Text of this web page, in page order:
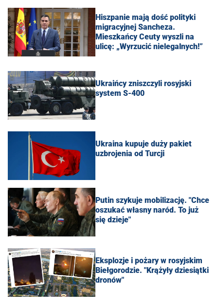
Hiszpanie mają dość polityki
migracyjnej Sancheza.
Mieszkańcy Ceuty wyszli na
ulicę: „Wyrzucić nielegalnych!”
Ukraińcy zniszczyli rosyjski
system S-400
Ukraina kupuje duży pakiet
uzbrojenia od Turcji
Putin szykuje mobilizację. "Chce
oszukać własny naród. To już
się dzieje"
Eksplozje i pożary w rosyjskim
Biełgorodzie. "Krążyły dziesiątki
dronów"